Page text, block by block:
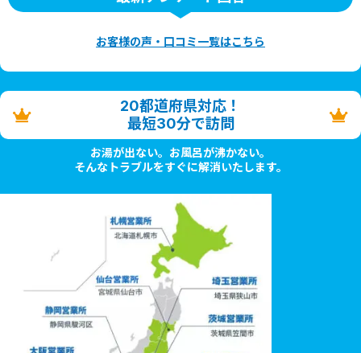
お客様の声・口コミ一覧はこちら
20都道府県対応！
最短30分で訪問
お湯が出ない。お風呂が沸かない。
そんなトラブルをすぐに解消いたします。